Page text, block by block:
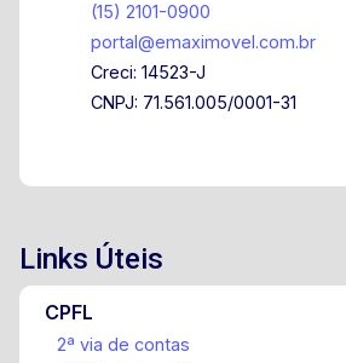
(15) 2101-0900
portal@emaximovel.com.br
Creci: 14523-J
CNPJ: 71.561.005/0001-31
Links Úteis
CPFL
2ª via de contas